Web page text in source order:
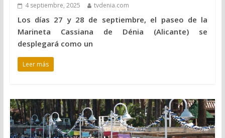
4 septiembre, 2025 tvdenia.com
Los días 27 y 28 de septiembre, el paseo de la
Marineta Cassiana de Dénia (Alicante) se
desplegará como un
Leer más